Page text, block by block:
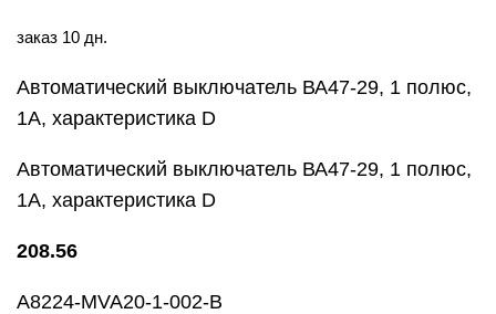
заказ 10 дн.
Автоматический выключатель ВА47-29, 1 полюс,
1А, характеристика D
Автоматический выключатель ВА47-29, 1 полюс,
1А, характеристика D
208.56
A8224-MVA20-1-002-B